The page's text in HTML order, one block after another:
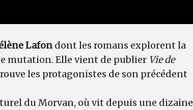
Lafon dont les romans explorent la
mutation. Elle vient de publier Vie de
les protagonistes de son précédent
du Morvan, où vit depuis une dizaine